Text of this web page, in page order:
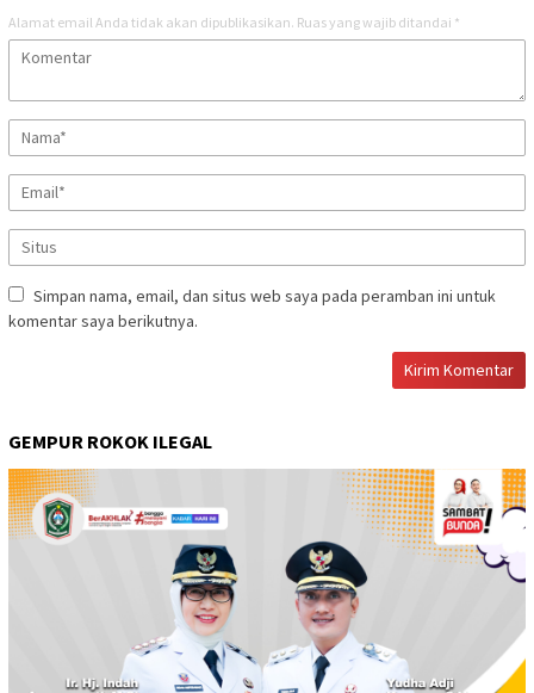
Alamat email Anda tidak akan dipublikasikan. Ruas yang wajib ditandai *
Simpan nama, email, dan situs web saya pada peramban ini untuk
komentar saya berikutnya.
GEMPUR ROKOK ILEGAL